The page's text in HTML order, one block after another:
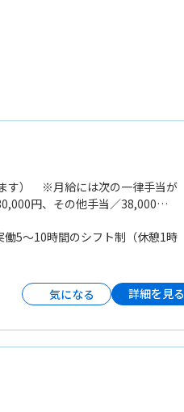
す） ※月給には次の一律手当が
円、その他手当／38,000
5〜10時間のシフト制（休憩1時
気になる 詳細を見る